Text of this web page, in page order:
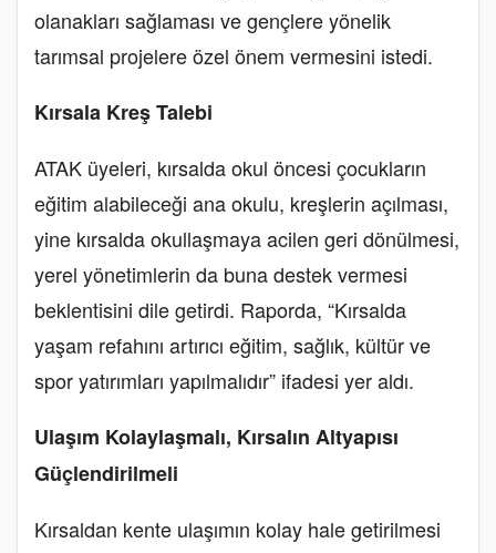
olanakları sağlaması ve gençlere yönelik
tarımsal projelere özel önem vermesini istedi.
Kırsala Kreş Talebi
ATAK üyeleri, kırsalda okul öncesi çocukların
eğitim alabileceği ana okulu, kreşlerin açılması,
yine kırsalda okullaşmaya acilen geri dönülmesi,
yerel yönetimlerin da buna destek vermesi
beklentisini dile getirdi. Raporda, “Kırsalda
yaşam refahını artırıcı eğitim, sağlık, kültür ve
spor yatırımları yapılmalıdır” ifadesi yer aldı.
Ulaşım Kolaylaşmalı, Kırsalın Altyapısı
Güçlendirilmeli
Kırsaldan kente ulaşımın kolay hale getirilmesi